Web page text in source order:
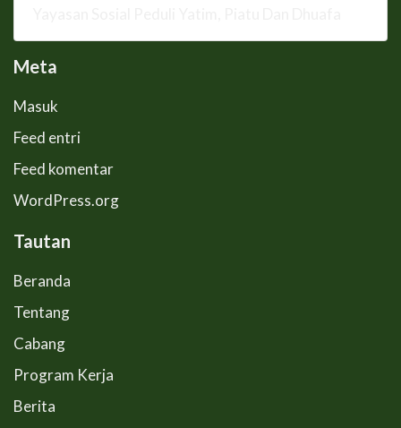
Meta
Masuk
Feed entri
Feed komentar
WordPress.org
Tautan
Beranda
Tentang
Cabang
Program Kerja
Berita